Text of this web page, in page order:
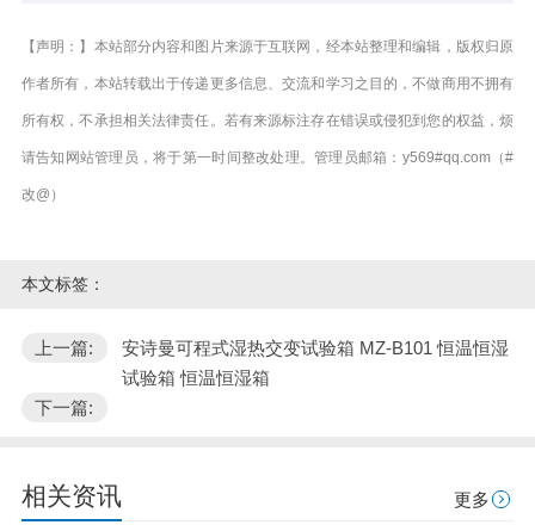
【声明：】本站部分内容和图片来源于互联网，经本站整理和编辑，版权归原
作者所有，本站转载出于传递更多信息、交流和学习之目的，不做商用不拥有
所有权，不承担相关法律责任。若有来源标注存在错误或侵犯到您的权益，烦
请告知网站管理员，将于第一时间整改处理。管理员邮箱：y569#qq.com（#
改@）
本文标签：
上一篇:
安诗曼可程式湿热交变试验箱 MZ-B101 恒温恒湿
试验箱 恒温恒湿箱
下一篇:
相关资讯 更多